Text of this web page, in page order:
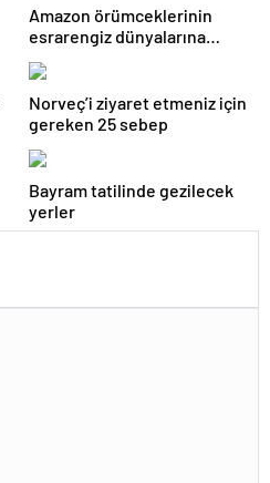
Amazon örümceklerinin
esrarengiz dünyalarına
gitmeye hazır olun.
Norveç’i ziyaret etmeniz için
gereken 25 sebep
Bayram tatilinde gezilecek
yerler